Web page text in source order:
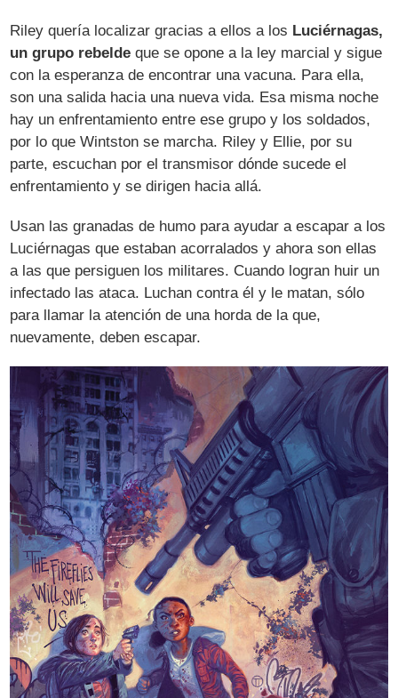
Riley quería localizar gracias a ellos a los Luciérnagas,
un grupo rebelde que se opone a la ley marcial y sigue
con la esperanza de encontrar una vacuna. Para ella,
son una salida hacia una nueva vida. Esa misma noche
hay un enfrentamiento entre ese grupo y los soldados,
por lo que Wintston se marcha. Riley y Ellie, por su
parte, escuchan por el transmisor dónde sucede el
enfrentamiento y se dirigen hacia allá.
Usan las granadas de humo para ayudar a escapar a los
Luciérnagas que estaban acorralados y ahora son ellas
a las que persiguen los militares. Cuando logran huir un
infectado las ataca. Luchan contra él y le matan, sólo
para llamar la atención de una horda de la que,
nuevamente, deben escapar.